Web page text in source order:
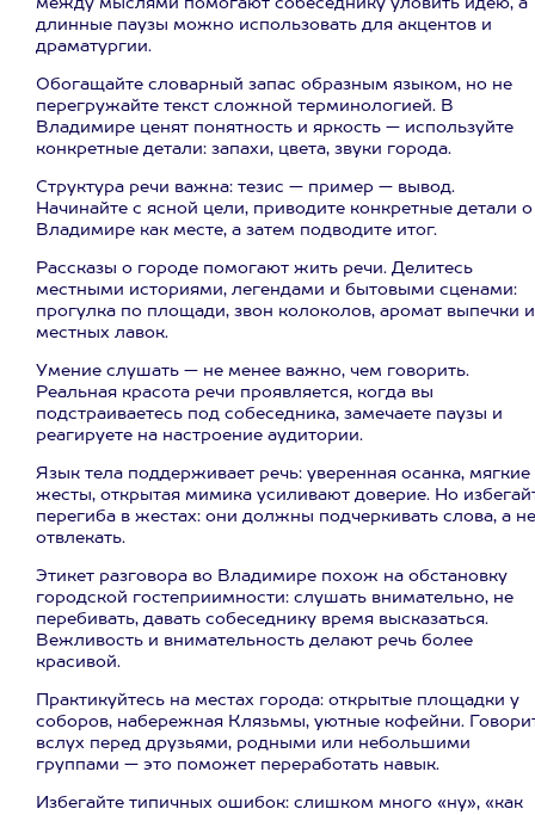
между мыслями помогают собеседнику уловить идею, а
длинные паузы можно использовать для акцентов и
драматургии.
Обогащайте словарный запас образным языком, но не
перегружайте текст сложной терминологией. В
Владимире ценят понятность и яркость — используйте
конкретные детали: запахи, цвета, звуки города.
Структура речи важна: тезис — пример — вывод.
Начинайте с ясной цели, приводите конкретные детали о
Владимире как месте, а затем подводите итог.
Рассказы о городе помогают жить речи. Делитесь
местными историями, легендами и бытовыми сценами:
прогулка по площади, звон колоколов, аромат выпечки
местных лавок.
Умение слушать — не менее важно, чем говорить.
Реальная красота речи проявляется, когда вы
подстраиваетесь под собеседника, замечаете паузы и
реагируете на настроение аудитории.
Язык тела поддерживает речь: уверенная осанка, мягкие
жесты, открытая мимика усиливают доверие. Но
перегиба в жестах: они должны подчеркивать слова, а не
отвлекать.
Этикет разговора во Владимире похож на обстановку
городской гостеприимности: слушать внимательно, не
перебивать, давать собеседнику время высказаться.
Вежливость и внимательность делают речь более
красивой.
Практикуйтесь на местах города: открытые площадки у
соборов, набережная Клязьмы, уютные кофейни.
вслух перед друзьями, родными или небольшими
группами — это поможет переработать навык.
Избегайте типичных ошибок: слишком много «ну», «как